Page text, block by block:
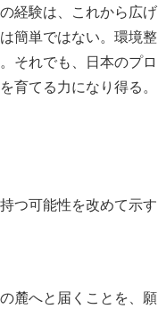
経験は、これから広げ
簡単ではない。環境整
それでも、日本のプロ
育てる力になり得る。
つ可能性を改めて示す
麓へと届くことを、願